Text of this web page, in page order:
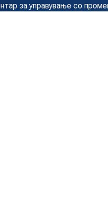
за управување со